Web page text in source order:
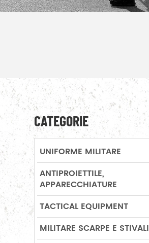
CATEGORIE
UNIFORME MILITARE
ANTIPROIETTILE,
APPARECCHIATURE
TACTICAL EQUIPMENT
MILITARE SCARPE E STIVALI